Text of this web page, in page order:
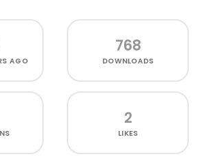
AGO
768
DOWNLOADS
2
LIKES